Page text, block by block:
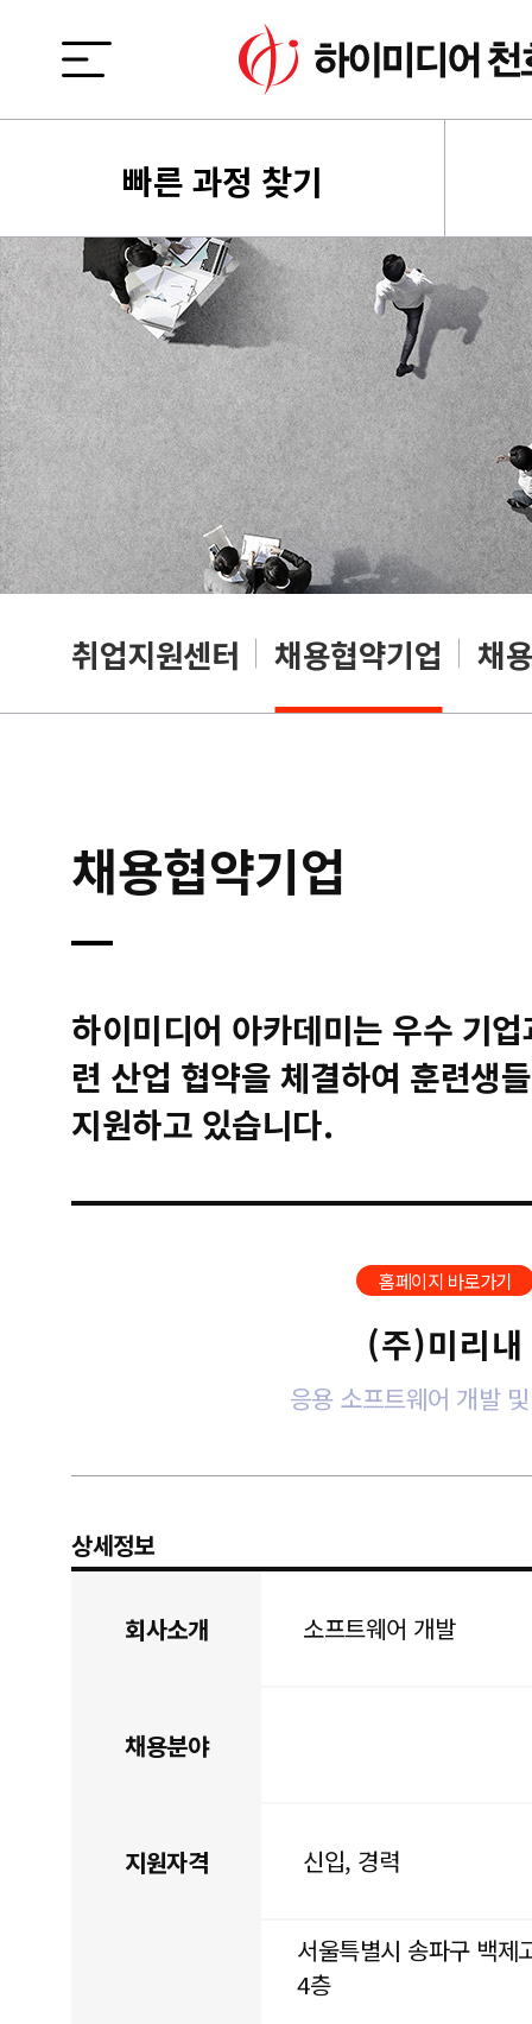
빠른 과정 찾기
취업지원센터 채용협약기업 채
채용협약기업
하이미디어 아카데미는 우수 기
련 산업 협약을 체결하여 훈련생
지원하고 있습니다.
홈페이지 바로가기
(주)미리내
응용 소프트웨어 개발
상세정보
회사소개 소프트웨어 개발
채용분야
지원자격 신입, 경력
서울특별시 송파구 백제
4층